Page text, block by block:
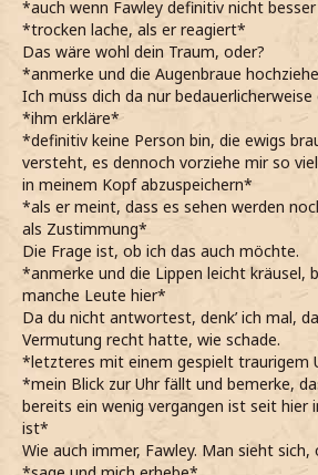
*auch wenn Fawley definitiv nicht
*trocken lache, als er reagiert*
Das wäre wohl dein Traum, oder?
*anmerke und die Augenbraue
Ich muss dich da nur
*ihm erkläre*
*definitiv keine Person bin, die ewigs
versteht, es dennoch vorziehe mir so
in meinem Kopf abzuspeichern*
*als er meint, dass es sehen werden
als Zustimmung*
Die Frage ist, ob ich das auch möchte.
*anmerke und die Lippen leicht kräusel,
manche Leute hier*
Da du nicht antwortest, denk’ ich mal,
Vermutung recht hatte, wie schade.
*letzteres mit einem gespielt traurigem
*mein Blick zur Uhr fällt und bemerke,
bereits ein wenig vergangen ist seit hier
ist*
Wie auch immer, Fawley. Man sieht